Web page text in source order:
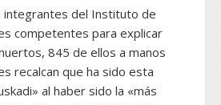
integrantes del Instituto de
competentes para explicar
845 de ellos a manos
recalcan que ha sido esta
al haber sido la «más